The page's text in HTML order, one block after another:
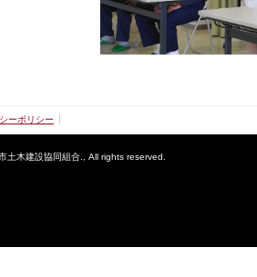
ーポリシー
土木建設協同組合., All rights reserved.